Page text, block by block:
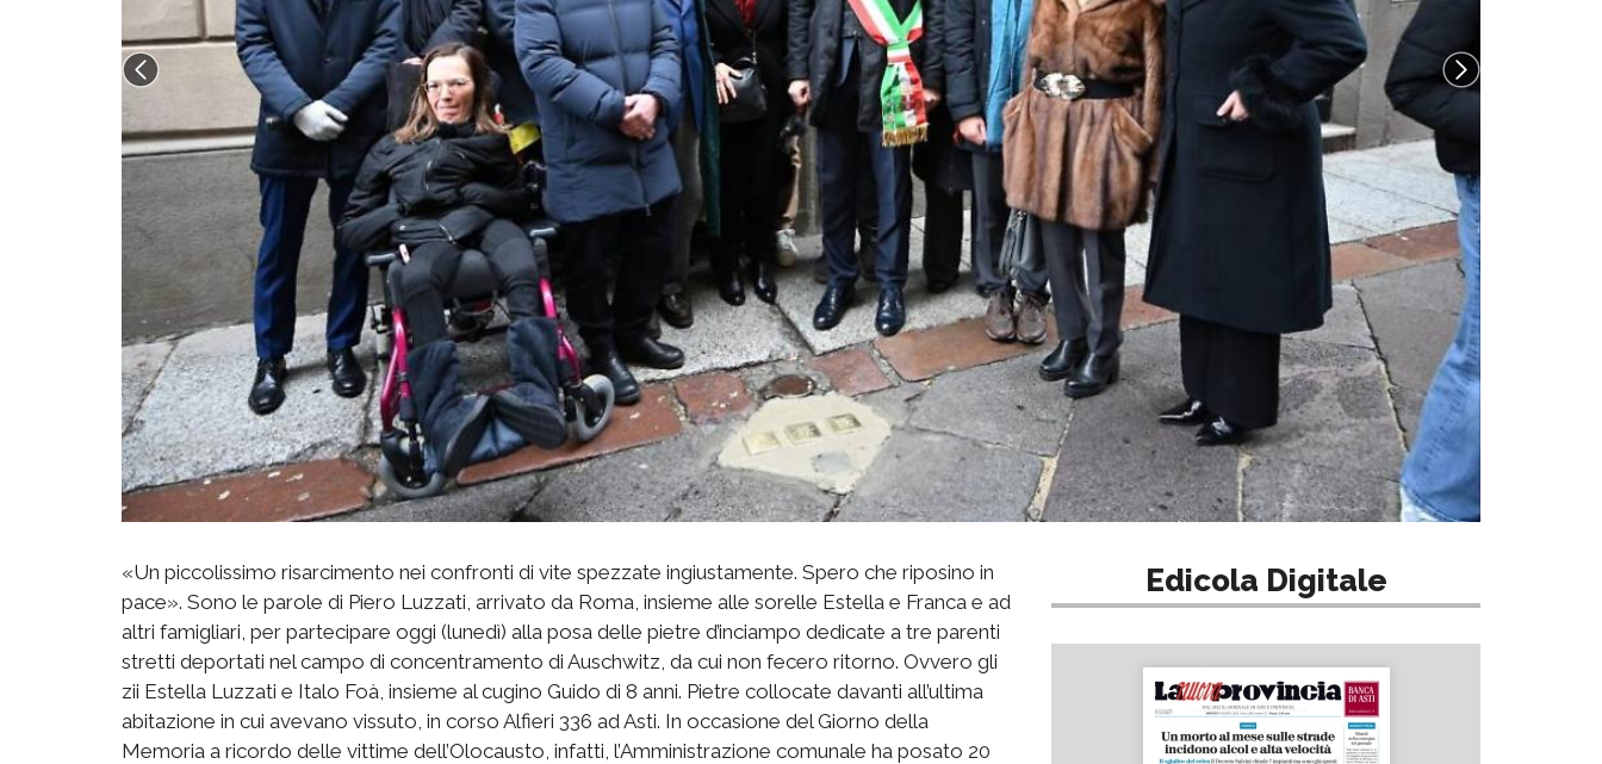
«Un piccolissimo risarcimento nei confronti di vite spezzate ingiustamente. Spero che riposino in
pace». Sono le parole di Piero Luzzati, arrivato da Roma, insieme alle sorelle Estella e Franca e ad
altri famigliari, per partecipare oggi (lunedì) alla posa delle pietre d’inciampo dedicate a tre parenti
stretti deportati nel campo di concentramento di Auschwitz, da cui non fecero ritorno. Ovvero gli
zii Estella Luzzati e Italo Foà, insieme al cugino Guido di 8 anni. Pietre collocate davanti all’ultima
abitazione in cui avevano vissuto, in corso Alfieri 336 ad Asti. In occasione del Giorno della
Memoria a ricordo delle vittime dell’Olocausto, infatti, l’Amministrazione comunale ha posato 20
Edicola Digitale